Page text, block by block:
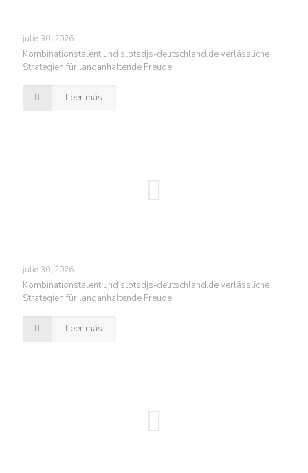
julio 30, 2026
Kombinationstalent und slotsdjs-deutschland.de verlässliche
Strategien für langanhaltende Freude
Leer más
julio 30, 2026
Kombinationstalent und slotsdjs-deutschland.de verlässliche
Strategien für langanhaltende Freude
Leer más